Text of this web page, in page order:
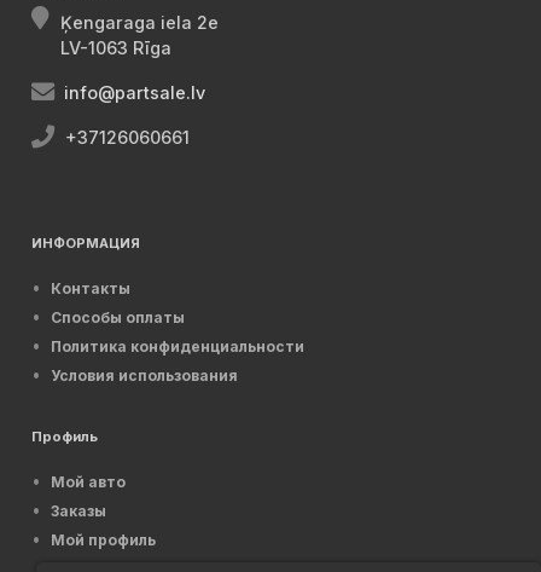
Ķengaraga iela 2e
LV-1063 Rīga
info@partsale.lv
+37126060661
ИНФОРМАЦИЯ
Контакты
Способы оплаты
Политика конфиденциальности
Условия использования
Профиль
Мой авто
Заказы
Мой профиль